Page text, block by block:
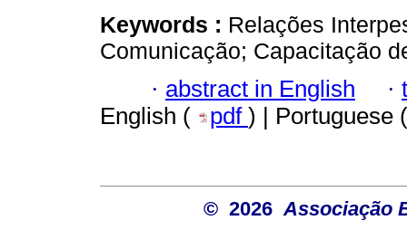
Keywords : Relações
Comunicação; Capacitação
· abstract in English ·
English (
pdf ) | Portuguese
© 2026Associação